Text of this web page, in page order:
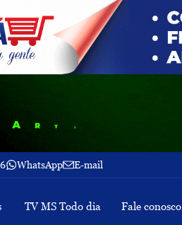
WhatsApp E-mail
TV MS Todo dia Fale conosco